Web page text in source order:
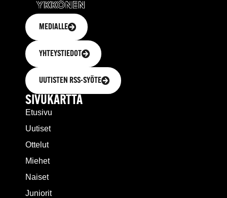
MEDIALLE
YHTEYSTIEDOT
UUTISTEN RSS-SYÖTE
SIVUKARTTA
Etusivu
Uutiset
Ottelut
Miehet
Naiset
Juniorit